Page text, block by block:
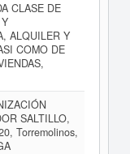
CLASE DE
ALQUILER Y
COMO DE
SALTILLO,
Torremolinos,